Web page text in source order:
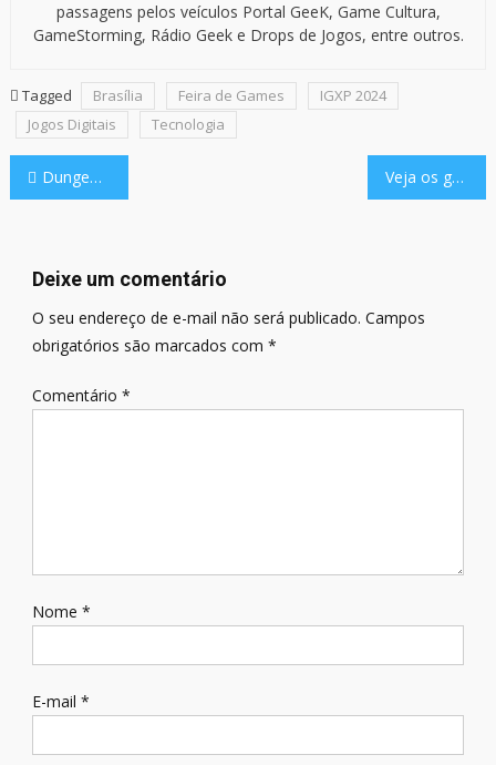
passagens pelos veículos Portal GeeK, Game Cultura,
GameStorming, Rádio Geek e Drops de Jogos, entre outros.
Tagged Brasília Feira de Games
IGXP 2024
Jogos Digitais
Tecnologia
Navegação
Post
Dungeons & Dragons 50 Anos: Playing at the World conta como tudo começou Veja os games confirmados no Xbox Game Pass de fevereiro
Deixe um comentário
O seu endereço de e-mail não será publicado. Campos
obrigatórios são marcados com *
Comentário *
Nome *
E-mail *